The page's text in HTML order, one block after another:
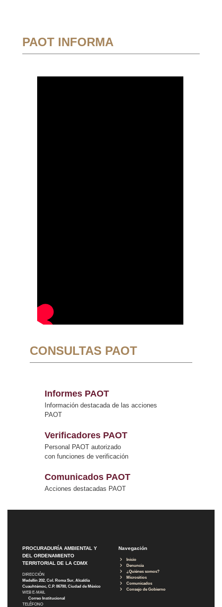
PAOT INFORMA
CONSULTAS PAOT
Informes PAOT
Información destacada de las acciones
PAOT
Verificadores PAOT
Personal PAOT autorizado
con funciones de verificación
Comunicados PAOT
Acciones destacadas PAOT
PROCURADURÍA AMBIENTAL Y
DEL ORDENAMIENTO
TERRITORIAL DE LA CDMX
DIRECCIÓN
Medellín 202, Col. Roma Sur, Alcaldía
Cuauhtémoc, C.P. 06700, Ciudad de México
WEB E-MAIL
Correo Institucional
TELÉFONO
Navegación
Inicio
Denuncia
¿Quiénes somos?
Micrositios
Comunicados
Consejo de Gobierno